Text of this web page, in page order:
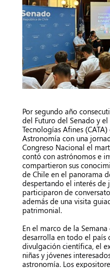
Por segundo año
del Futuro del Senado y
Tecnologías Afines
Astronomía con una
Congreso Nacional el
contó con astrónomos e
compartieron sus
de Chile en el panorama
despertando el interés de
participaron de
además de una visita
patrimonial.
En el marco de la
desarrolla en todo el país
divulgación científica, el
niñas y jóvenes
astronomía. Los